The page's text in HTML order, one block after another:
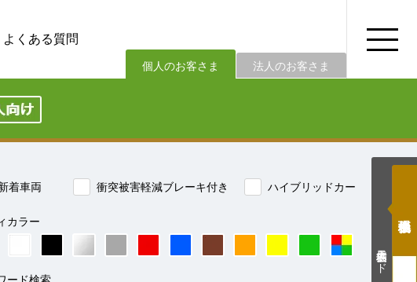
よくある質問
個人のお客さま 法人のお客さま
着車両
衝突被害軽減ブレーキ付き ハイブリッドカー
カラー
価格表示モード